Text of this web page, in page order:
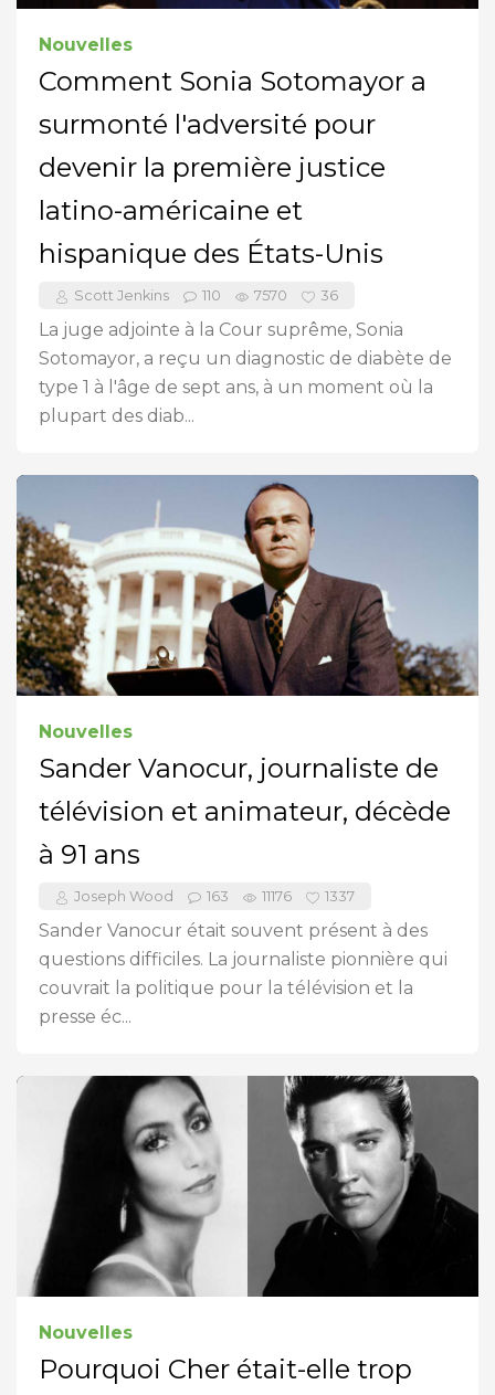
Nouvelles
Comment Sonia Sotomayor a
surmonté l'adversité pour
devenir la première justice
latino-américaine et
hispanique des États-Unis
Scott Jenkins 110 7570 36
La juge adjointe à la Cour suprême, Sonia
Sotomayor, a reçu un diagnostic de diabète de
type 1 à l'âge de sept ans, à un moment où la
plupart des diab...
Nouvelles
Sander Vanocur, journaliste de
télévision et animateur, décède
à 91 ans
Joseph Wood 163 11176 1337
Sander Vanocur était souvent présent à des
questions difficiles. La journaliste pionnière qui
couvrait la politique pour la télévision et la
presse éc...
Nouvelles
Pourquoi Cher était-elle trop